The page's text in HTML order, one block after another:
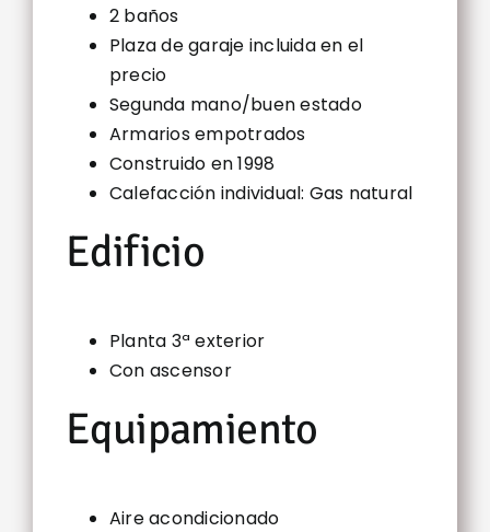
2 baños
Plaza de garaje incluida en el
precio
Segunda mano/buen estado
Armarios empotrados
Construido en 1998
Calefacción individual: Gas natural
Edificio
Planta 3ª exterior
Con ascensor
Equipamiento
Aire acondicionado